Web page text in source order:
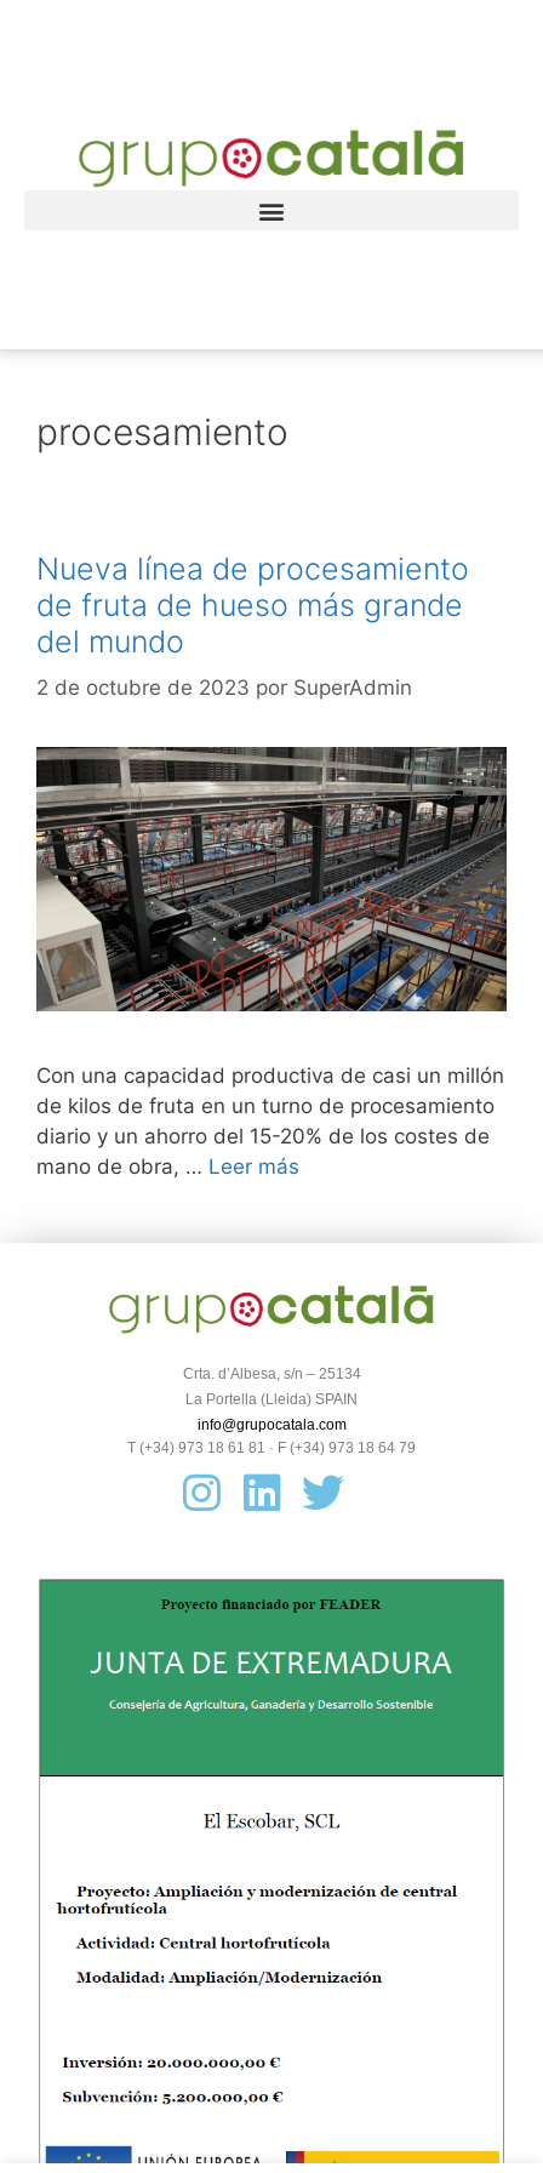
procesamiento
Nueva línea de procesamiento
de fruta de hueso más grande
del mundo
2 de octubre de 2023 por SuperAdmin
Con una capacidad productiva de casi un millón
de kilos de fruta en un turno de procesamiento
diario y un ahorro del 15-20% de los costes de
mano de obra, … Leer más
Crta. d’Albesa, s/n – 25134
La Portella (Lleida) SPAIN
info@grupocatala.com
T (+34) 973 18 61 81 · F (+34) 973 18 64 79